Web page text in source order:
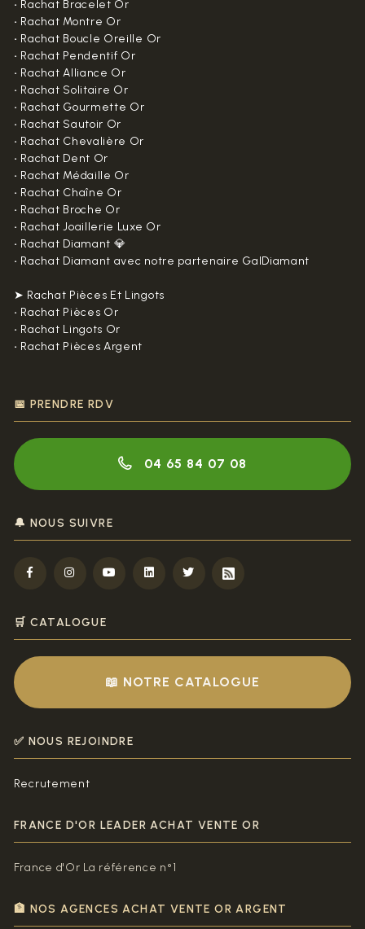
• Rachat Bracelet Or
• Rachat Montre Or
• Rachat Boucle Oreille Or
• Rachat Pendentif Or
• Rachat Alliance Or
• Rachat Solitaire Or
• Rachat Gourmette Or
• Rachat Sautoir Or
• Rachat Chevalière Or
• Rachat Dent Or
• Rachat Médaille Or
• Rachat Chaîne Or
• Rachat Broche Or
• Rachat Joaillerie Luxe Or
• Rachat Diamant 💎
• Rachat Diamant avec notre partenaire GalDiamant
➤ Rachat Pièces Et Lingots
• Rachat Pièces Or
• Rachat Lingots Or
• Rachat Pièces Argent
🏦 NOS AGENCES ACHAT VENTE OR ARGENT
📅 PRENDRE RDV
04 65 84 07 08
🔔 NOUS SUIVRE
🛒 CATALOGUE
📖 NOTRE CATALOGUE
✅ NOUS REJOINDRE
Recrutement
FRANCE D'OR LEADER ACHAT VENTE OR
France d'Or La référence n°1